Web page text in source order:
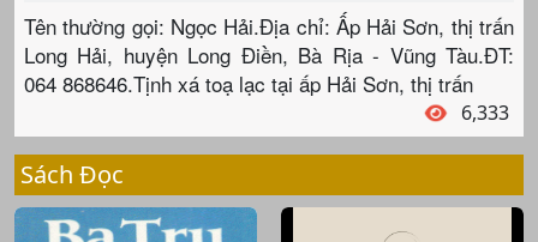
Tên thường gọi: Ngọc Hải.Địa chỉ: Ấp Hải Sơn, thị trấn
Long Hải, huyện Long Điền, Bà Rịa - Vũng Tàu.ĐT:
064 868646.Tịnh xá toạ lạc tại ấp Hải Sơn, thị trấn
6,333
Sách Đọc